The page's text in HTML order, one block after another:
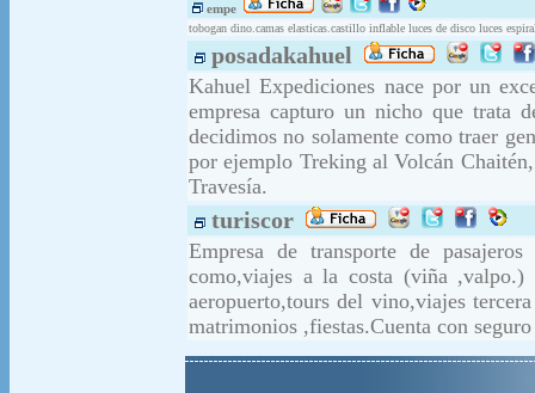
empe
tobogan dino.camas elasticas.castillo inflable luces de disco luces
posadakahuel
Kahuel Expediciones nace por un
empresa capturo un nicho que trata
decidimos no solamente como traer
por ejemplo Treking al Volcán
Travesía.
turiscor
Empresa de transporte de
como,viajes a la costa (viña
aeropuerto,tours del vino,viajes
matrimonios ,fiestas.Cuenta con